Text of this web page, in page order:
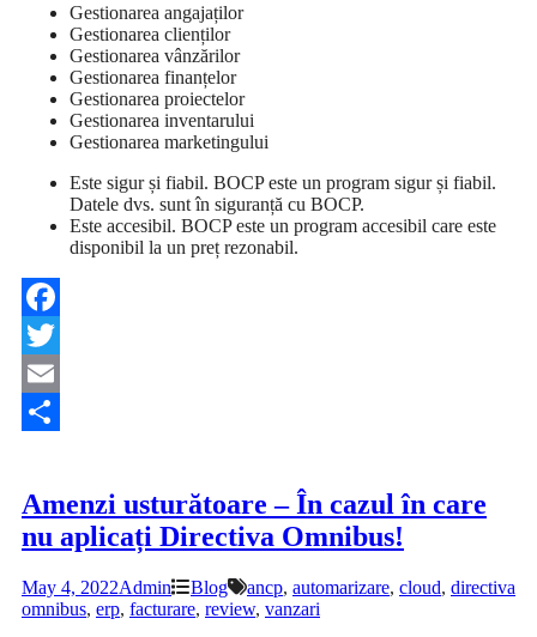
Gestionarea angajaților
Gestionarea clienților
Gestionarea vânzărilor
Gestionarea finanțelor
Gestionarea proiectelor
Gestionarea inventarului
Gestionarea marketingului
Este sigur și fiabil. BOCP este un program sigur și fiabil.
Datele dvs. sunt în siguranță cu BOCP.
Este accesibil. BOCP este un program accesibil care este
disponibil la un preț rezonabil.
Facebook
Twitter
Email
Amenzi usturătoare – În cazul în care
nu aplicați Directiva Omnibus!
May 4, 2022Admin Blog ancp, automarizare, cloud, directiva
omnibus, erp, facturare, review, vanzari